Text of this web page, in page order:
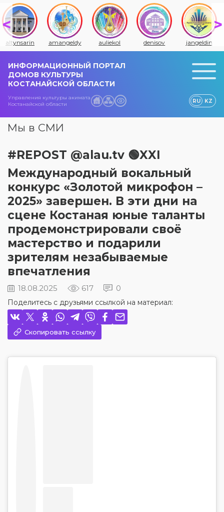
altynsarin amangeldy auliekol denisov jangeldin
ИНФОРМАЦИОННЫЙ ПОРТАЛ
ДОМОВ КУЛЬТУРЫ
КОСТАНАЙСКОЙ ОБЛАСТИ
Управления культуры акимата
Костанайской области
RU KZ
Мы в СМИ
#REPOST @alau.tv 🟢XXI
Международный вокальный
конкурс «Золотой микрофон –
2025» завершен. В эти дни на
сцене Костаная юные таланты
продемонстрировали своё
мастерство и подарили
зрителям незабываемые
впечатления
18.08.2025 617 0
Поделитесь с друзьями ссылкой на материал:
Скопировать ссылку